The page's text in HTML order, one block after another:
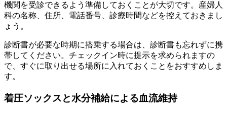
機関を受診できるよう準備しておくことが大切です。産婦人
科の名称、住所、電話番号、診療時間などを控えておきまし
ょう。
診断書が必要な時期に搭乗する場合は、診断書も忘れずに携
帯してください。チェックイン時に提示を求められますの
で、すぐに取り出せる場所に入れておくことをおすすめしま
す。
着圧ソックスと水分補給による血流維持